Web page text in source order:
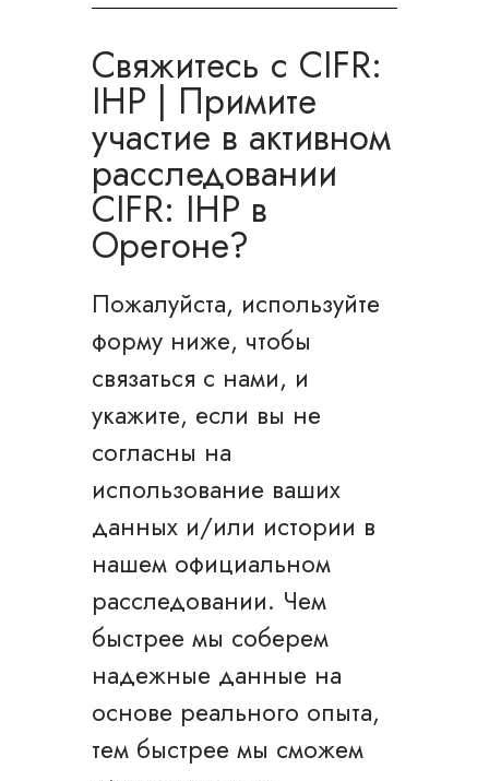
Свяжитесь с CIFR:
IHP | Примите
участие в активном
расследовании
CIFR: IHP в
Орегоне?
Пожалуйста, используйте
форму ниже, чтобы
связаться с нами, и
укажите, если вы не
согласны на
использование ваших
данных и/или истории в
нашем официальном
расследовании. Чем
быстрее мы соберем
надежные данные на
основе реального опыта,
тем быстрее мы сможем